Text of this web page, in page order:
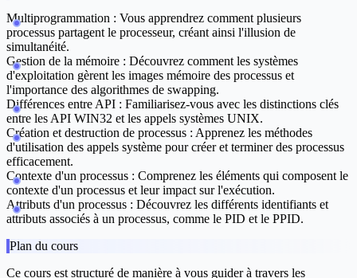
Multiprogrammation : Vous apprendrez comment plusieurs
processus partagent le processeur, créant ainsi l'illusion de
simultanéité.
Gestion de la mémoire : Découvrez comment les systèmes
d'exploitation gèrent les images mémoire des processus et
l'importance des algorithmes de swapping.
Différences entre API : Familiarisez-vous avec les distinctions clés
entre les API WIN32 et les appels systèmes UNIX.
Création et destruction de processus : Apprenez les méthodes
d'utilisation des appels système pour créer et terminer des processus
efficacement.
Contexte d'un processus : Comprenez les éléments qui composent le
contexte d'un processus et leur impact sur l'exécution.
Attributs d'un processus : Découvrez les différents identifiants et
attributs associés à un processus, comme le PID et le PPID.
Plan du cours
Ce cours est structuré de manière à vous guider à travers les